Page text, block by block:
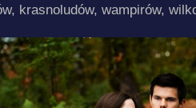
krasnoludów, wampirów,